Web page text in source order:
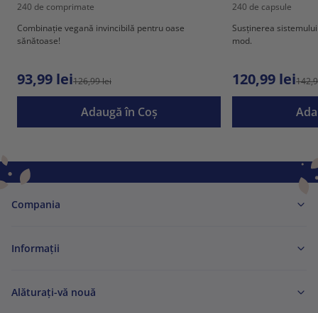
240 de comprimate
Combinație vegană invincibilă pentru oase
sănătoase!
93,99 lei126,99 lei
Adaugă în Coş
240 de capsule
Susținerea
mod.
120,99 lei
Compania
Informaţii
Alăturați-vă nouă